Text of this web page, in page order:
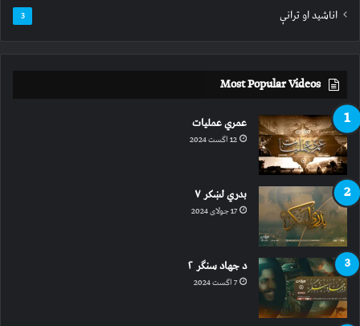
اناشید او ترانې 3
Most Popular Videos
عمري عملیات
12 اگست 2024
بدري لښکر ۷
17 جولای 2024
د جهاد سنګر ۲
7 اگست 2024